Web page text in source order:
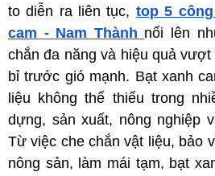
to diễn ra liên tục, top 5
cam - Nam Thành nổi lên
chắn đa năng và hiệu quả
bỉ trước gió mạnh. Bạt xanh
liệu không thể thiếu trong
dựng, sản xuất, nông nghiệp
Từ việc che chắn vật liệu, bảo
nông sản, làm mái tạm, bạt